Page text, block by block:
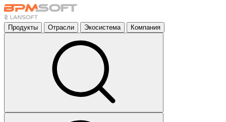
Продукты Отрасли Экосистема Компания